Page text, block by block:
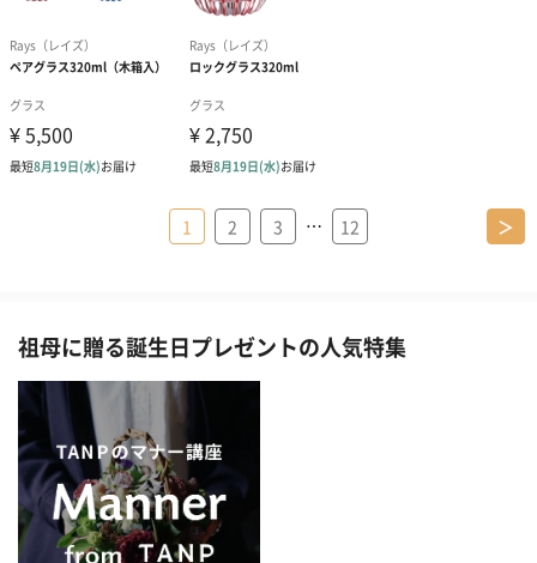
1 2 3 … 12 ＞
祖母に贈る誕生日プレゼントの人気特集